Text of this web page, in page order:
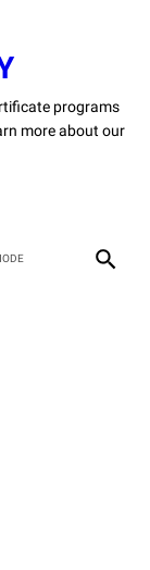
programs
more about our